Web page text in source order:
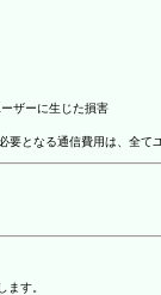
ザーに生じた損害
となる通信費用は、全て
す。